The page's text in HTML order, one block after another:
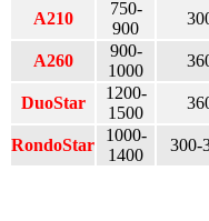
А210
750-
900
А260
900-
1000
DuoStar
1200-
1500
RondoStar
1000-
1400
300-